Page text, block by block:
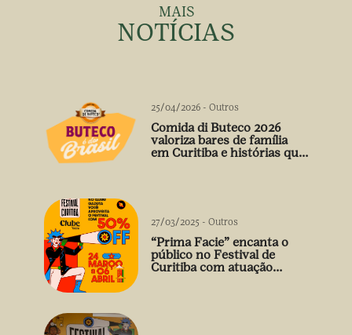
MAIS
NOTÍCIAS
25/04/2026 - Outros
Comida di Buteco 2026
valoriza bares de família
em Curitiba e histórias que
27/03/2025 - Outros
“Prima Facie” encanta o
público no Festival de
Curitiba com atuação